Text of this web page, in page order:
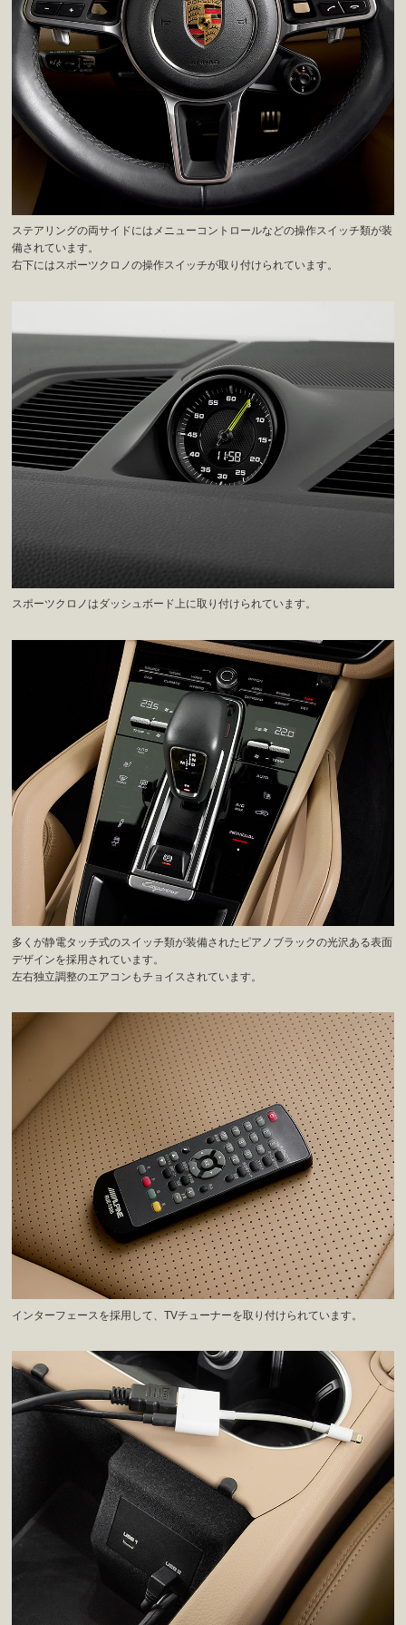
ステアリングの両サイドにはメニューコントロールなどの操作スイッチ類が装
備されています。
右下にはスポーツクロノの操作スイッチが取り付けられています。
スポーツクロノはダッシュボード上に取り付けられています。
多くが静電タッチ式のスイッチ類が装備されたピアノブラックの光沢ある表面
デザインを採用されています。
左右独立調整のエアコンもチョイスされています。
インターフェースを採用して、TVチューナーを取り付けられています。